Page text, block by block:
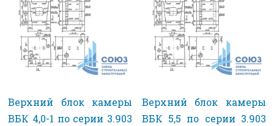
Верхний блок камеры
ВБК 4,0-1 по серии 3.903
Верхний блок камеры
ВБК 5,5 по серии 3.903